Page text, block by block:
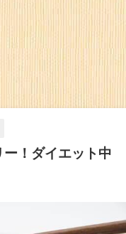
！ダイエット中